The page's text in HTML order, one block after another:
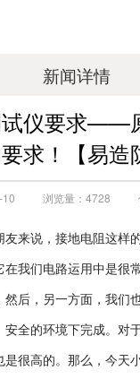
新闻详情
仪要求——
求！【易造
浏览量： 4728
来说，接地电阻这样
在我们电路运用中是很
然后，另一方面，我们
安全的环境下完成。对
是很高的。那么，今天